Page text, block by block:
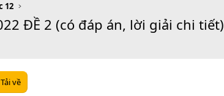
12
ĐỀ 2 (có đáp án, lời giải chi tiết)
Tải về